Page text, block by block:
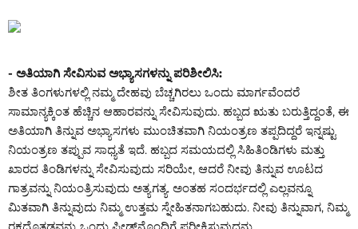
- ಅತಿಯಾಗಿ ಸೇವಿಸುವ ಅಭ್ಯಾಸಗಳನ್ನು ಪರಿಶೀಲಿಸಿ:
ಶೀತ ತಿಂಗಳುಗಳಲ್ಲಿ ನಮ್ಮ ದೇಹವು ಬೆಚ್ಚಗಿರಲು ಒಂದು ಮಾರ್ಗವೆಂದರೆ
ಸಾಮಾನ್ಯಕ್ಕಿಂತ ಹೆಚ್ಚಿನ ಆಹಾರವನ್ನು ಸೇವಿಸುವುದು. ಹಬ್ಬದ ಋತು ಬರುತ್ತಿದ್ದಂತೆ, ಈ
ಅತಿಯಾಗಿ ತಿನ್ನುವ ಅಭ್ಯಾಸಗಳು ಮುಂಚಿತವಾಗಿ ನಿಯಂತ್ರಣ ತಪ್ಪದಿದ್ದರೆ ಇನ್ನಷ್ಟು
ನಿಯಂತ್ರಣ ತಪ್ಪುವ ಸಾಧ್ಯತೆ ಇದೆ. ಹಬ್ಬದ ಸಮಯದಲ್ಲಿ ಸಿಹಿತಿಂಡಿಗಳು ಮತ್ತು
ಖಾರದ ತಿಂಡಿಗಳನ್ನು ಸೇವಿಸುವುದು ಸರಿಯೇ, ಆದರೆ ನೀವು ತಿನ್ನುವ ಊಟದ
ಗಾತ್ರವನ್ನು ನಿಯಂತ್ರಿಸುವುದು ಅತ್ಯಗತ್ಯ. ಅಂತಹ ಸಂದರ್ಭದಲ್ಲಿ ಎಲ್ಲವನ್ನೂ
ಮಿತವಾಗಿ ತಿನ್ನುವುದು ನಿಮ್ಮ ಉತ್ತಮ ಸ್ನೇಹಿತನಾಗಬಹುದು. ನೀವು ತಿನ್ನುವಾಗ, ನಿಮ್ಮ